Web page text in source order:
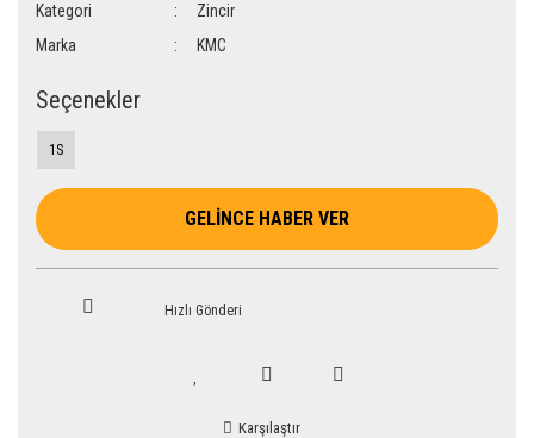
Kategori
Zincir
Marka
KMC
Seçenekler
1S
GELİNCE HABER VER
Hızlı Gönderi
Karşılaştır